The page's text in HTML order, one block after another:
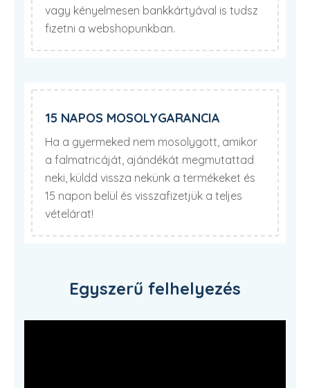
vagy kényelmesen bankkártyával is tudsz
fizetni a webshopunkban.
15 NAPOS MOSOLYGARANCIA
Ha a gyermeked nem mosolygott, amikor
a falmatricáját, ajándékát megmutattad
neki, küldd vissza nekünk a termékeket és
15 napon belül és visszafizetjük a teljes
vételárat!
Egyszerű felhelyezés